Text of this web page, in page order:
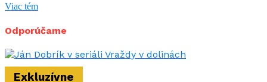
Viac tém
Odporúčame
Exkluzívne